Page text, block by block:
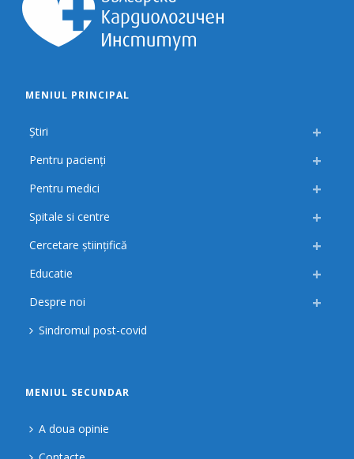
MENIUL PRINCIPAL
Știri
Pentru pacienți
Pentru medici
Spitale si centre
Cercetare științifică
Educatie
Despre noi
Sindromul post-covid
MENIUL SECUNDAR
A doua opinie